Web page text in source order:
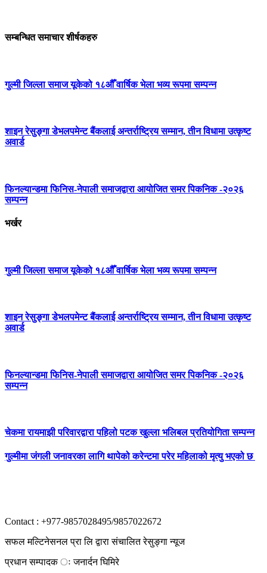
सम्बन्धित समाचार शीर्षकहरु
गुल्मी जिल्ला समाज यूकेको १८औँ वार्षिक भेला भव्य रूपमा सम्पन्न
शाइन रेसुङ्गा डेभलपमेन्ट बैंकलाई अन्तर्राष्ट्रिय सम्मान, तीन विधामा उत्कृष्ट
अवार्ड
फिनल्यान्डमा फिनिस-नेपाली समाजद्वारा आयोजित समर पिकनिक -२०२६
सम्पन्न
भर्खर
गुल्मी जिल्ला समाज यूकेको १८औँ वार्षिक भेला भव्य रूपमा सम्पन्न
शाइन रेसुङ्गा डेभलपमेन्ट बैंकलाई अन्तर्राष्ट्रिय सम्मान, तीन विधामा उत्कृष्ट
अवार्ड
फिनल्यान्डमा फिनिस-नेपाली समाजद्वारा आयोजित समर पिकनिक -२०२६
सम्पन्न
चेकमा रायमाझी परिवारद्वारा पहिलो पटक खुल्ला भलिबल प्रतियोगिता सम्पन्न
गुल्मीमा जंगली जनावरका लागि थापेको करेन्टमा परेर महिलाको मृत्यु भएको छ
Contact : +977-9857028495/9857022672
सफल मल्टिनेसनल प्रा लि द्वारा संचालित रेसुङ्गा न्यूज
प्रधान सम्पादक ः जनार्दन घिमिरे